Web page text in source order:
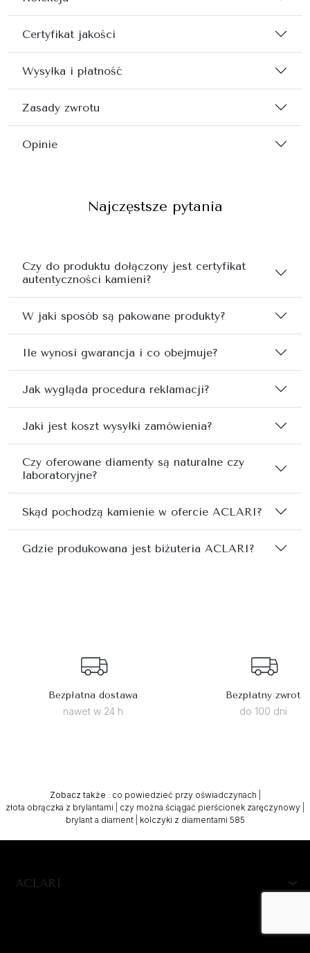
Certyfikat jakości
Wysyłka i płatność
Zasady zwrotu
Opinie
Najczęstsze pytania
Czy do produktu dołączony jest certyfikat
autentyczności kamieni?
W jaki sposób są pakowane produkty?
Ile wynosi gwarancja i co obejmuje?
Jak wygląda procedura reklamacji?
Jaki jest koszt wysyłki zamówienia?
Czy oferowane diamenty są naturalne czy
laboratoryjne?
Skąd pochodzą kamienie w ofercie ACLARI?
Gdzie produkowana jest biżuteria ACLARI?
Bezpłatna dostawa
nawet w 24 h
Bezpłatny zwrot
do 100 dni
Zobacz także : co powiedzieć przy oświadczynach
złota obrączka z brylantami
czy można ściągać pierścionek zaręczynowy
brylant a diament| kolczyki z diamentami 585
ACLARI